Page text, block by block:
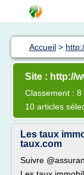
Accueil >
Site : http://
Classement : 8
10 articles
Les taux
taux.com
Suivre